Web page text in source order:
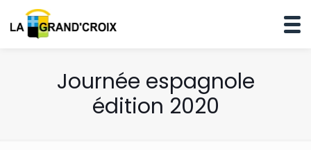
Journée espagnole
édition 2020